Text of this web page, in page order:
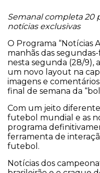
Semanal completa 20
notícias exclusivas
O Programa “Notícias
manhãs das
nesta segunda (28/9),
um novo layout na
imagens e
final de semana da
Com um jeito
futebol mundial e as
programa
ferramenta de
futebol.
Notícias dos